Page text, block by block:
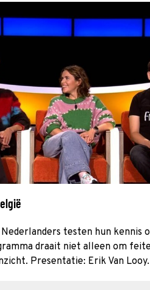
testen hun kennis
draait niet alleen om
Presentatie: Erik Van Looy.